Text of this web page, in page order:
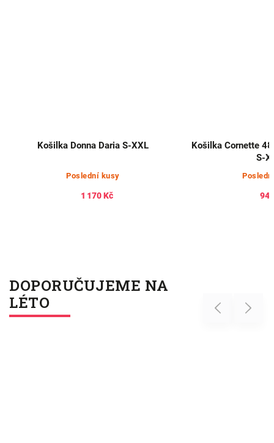
Košilka Donna Daria S-XXL
Poslední kusy
1 170 Kč
Košilka Cornette
S-
DOPORUČUJEME NA
LÉTO
Previous Next